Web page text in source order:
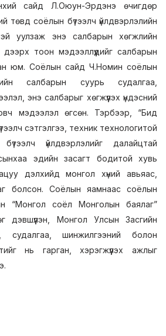
сайд Л.Оюун-Эрдэнэ өчигдөр
төвд соёлын бүтээлч үйлдвэрлэлийн
уулзаж энэ салбарын хөгжлийн
тоон мэдээллүүдийг салбарын
юм. Соёлын сайд Ч.Номин соёлын
салбарын суурь судалгаа,
энэ салбарыг хөгжүүлэх үндэсний
мэдээлэл өгсөн. Тэрбээр, “Бид
сэтгэлгээ, техник технологитой
үйлдвэрлэлийг далайцтай
эдийн засагт бодитой хувь
дэлхийд монгол хүний авьяас,
болсон. Соёлын яамнаас соёлын
“Монгол соёл Монголын баялаг”
дэвшүүлэн, Монгол Улсын Засгийн
судалгаа, шинжилгээний болон
нь гарган, хэрэгжүүлэх ажлыг